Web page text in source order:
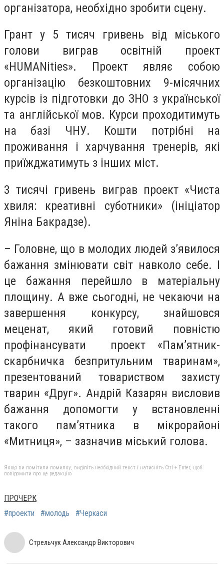
організатора, необхідно зробити сцену.
Грант у 5 тисяч гривень від міського
голови виграв освітній проект
«HUMANities». Проект являє собою
організацію безкоштовних 9-місячних
курсів із підготовки до ЗНО з української
та англійської мов. Курси проходитимуть
на базі ЧНУ. Кошти потрібні на
проживання і харчування тренерів, які
приїжджатимуть з інших міст.
3 тисячі гривень виграв проект «Чиста
хвиля: креативні суботники» (ініціатор
Яніна Бакрадзе).
– Головне, що в молодих людей з’явилося
бажання змінювати світ навколо себе. І
це бажання перейшло в матеріальну
площину. А вже сьогодні, не чекаючи на
завершення конкурсу, знайшовся
меценат, який готовий повністю
профінансувати проект «Пам’ятник-
скарбничка безпритульним тваринам»,
презентований товариством захисту
тварин «Друг». Андрій Казарян висловив
бажання допомогти у встановленні
такого пам’ятника в мікрорайоні
«Митниця», – зазначив міський голова.
Якщо ви помітили помилку, виділіть необхідний текст і натисніть Ctrl + Enter, щоб
повідомити про це редакцію
ПРОЧЕРК
#проекти
#молодь #Черкаси
Стрельчук Александр Викторович